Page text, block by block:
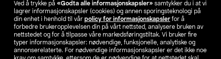
Ved å trykke på «Godta alle informasjonskapsler» samtykker du i at vi
lagrer informasjonskapsler (cookies) og annen sporingsteknologi på
din enhet i henhold til vår policy for informasjonskapsler for å
forbedre brukeropplevelsen din på vårt nettsted, analysere bruken av
nettstedet og for å tilpasse våre markedsføringstiltak. Vi bruker fire
typer informasjonskapsler: nødvendige, funksjonelle, analytiske og
annonserelaterte. For nødvendige informasjonskapsler er det ikke noe
Våre selskaper
Finn din butikk